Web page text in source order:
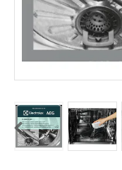
Previous